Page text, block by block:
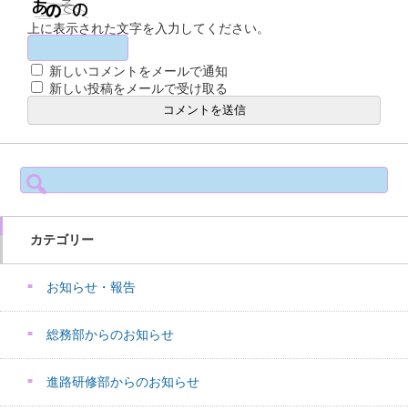
上に表示された文字を入力してください。
新しいコメントをメールで通知
新しい投稿をメールで受け取る
検
索:
カテゴリー
お知らせ・報告
総務部からのお知らせ
進路研修部からのお知らせ